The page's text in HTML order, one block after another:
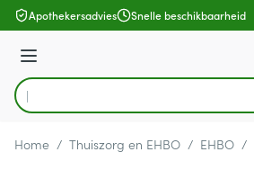
Ga naar de inhoud
Apothekersadvies Snelle beschikbaarheid
Menu
Product, merk, categorie...
Home / Thuiszorg en EHBO / EHBO /